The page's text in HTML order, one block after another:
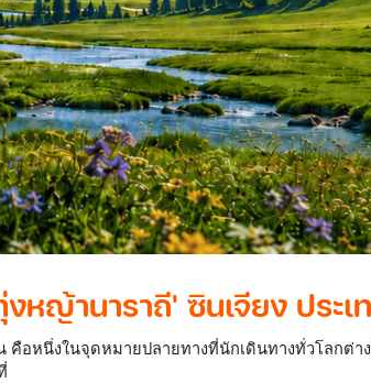
หญ้านาราถี' ซินเจียง ประเ
คือหนึ่งในจุดหมายปลายทางที่นักเดินทางทั่วโลกต่า